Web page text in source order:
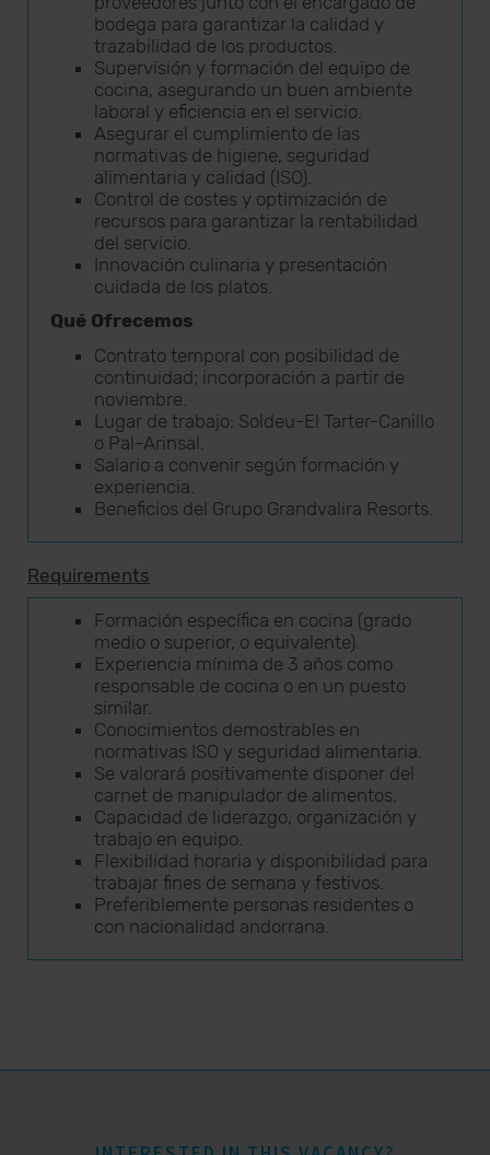
bodega para garantizar la calidad y
trazabilidad de los productos.
Supervisión y formación del equipo de
cocina, asegurando un buen ambiente
laboral y eficiencia en el servicio.
Asegurar el cumplimiento de las
normativas de higiene, seguridad
alimentaria y calidad (ISO).
Control de costes y optimización de
recursos para garantizar la rentabilidad
del servicio.
Innovación culinaria y presentación
cuidada de los platos.
Qué Ofrecemos
Contrato temporal con posibilidad de
continuidad; incorporación a partir de
noviembre.
Lugar de trabajo: Soldeu-El Tarter-Canillo
o Pal-Arinsal.
Salario a convenir según formación y
experiencia.
Beneficios del Grupo Grandvalira Resorts.
Requirements
Formación específica en cocina (grado
medio o superior, o equivalente).
Experiencia mínima de 3 años como
responsable de cocina o en un puesto
similar.
Conocimientos demostrables en
normativas ISO y seguridad alimentaria.
Se valorará positivamente disponer del
carnet de manipulador de alimentos.
Capacidad de liderazgo, organización y
trabajo en equipo.
Flexibilidad horaria y disponibilidad para
trabajar fines de semana y festivos.
Preferiblemente personas residentes o
con nacionalidad andorrana.